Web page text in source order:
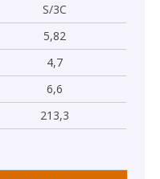
S/3C
5,82
4,7
6,6
213,3